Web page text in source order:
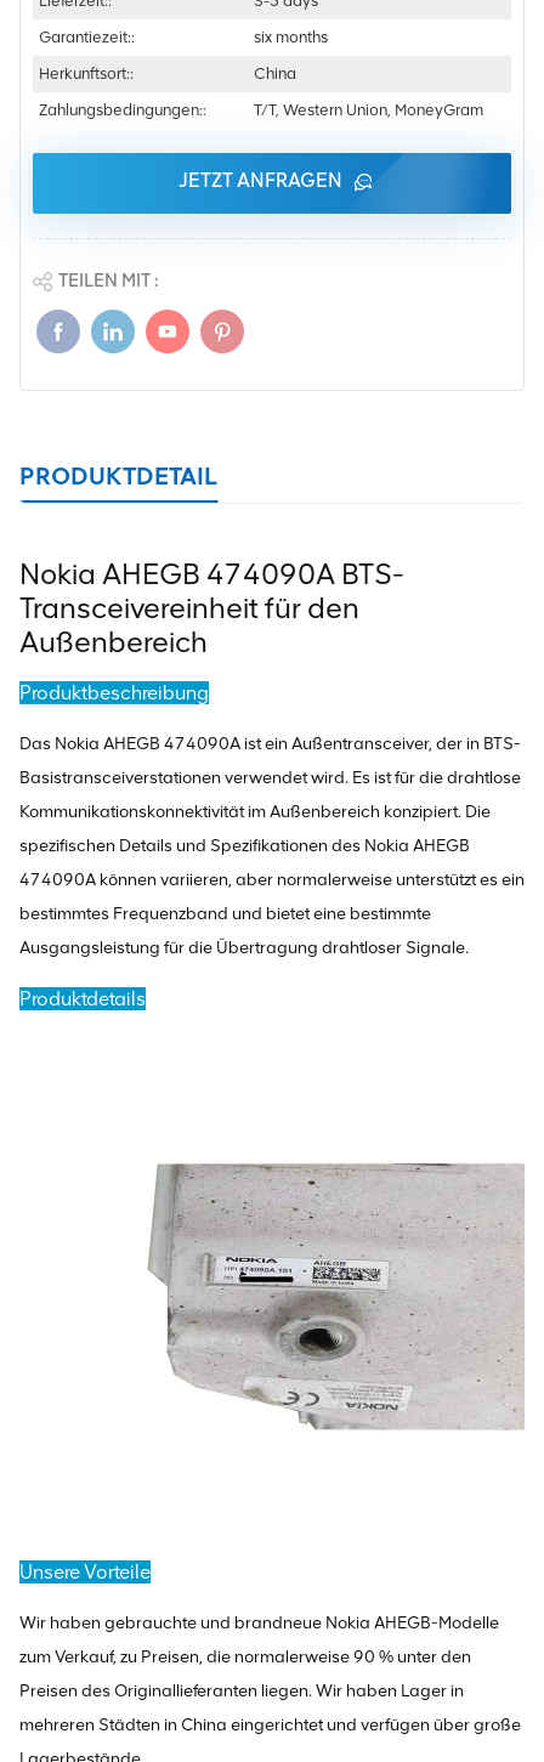
Garantiezeit::
six months
Herkunftsort::
China
Zahlungsbedingungen::
T/T, Western Union, MoneyGram
JETZT ANFRAGEN
TEILEN MIT :
PRODUKTDETAIL
Nokia AHEGB 474090A BTS-
Transceivereinheit für den
Außenbereich
Produktbeschreibung
Das Nokia AHEGB 474090A ist ein Außentransceiver, der in BTS-
Basistransceiverstationen verwendet wird. Es ist für die drahtlose
Kommunikationskonnektivität im Außenbereich konzipiert. Die
spezifischen Details und Spezifikationen des Nokia AHEGB
474090A können variieren, aber normalerweise unterstützt es ein
bestimmtes Frequenzband und bietet eine bestimmte
Ausgangsleistung für die Übertragung drahtloser Signale.
Produktdetails
Unsere Vorteile
Wir haben gebrauchte und brandneue Nokia AHEGB-Modelle
zum Verkauf, zu Preisen, die normalerweise 90 % unter den
Preisen des Originallieferanten liegen. Wir haben Lager in
mehreren Städten in China eingerichtet und verfügen über große